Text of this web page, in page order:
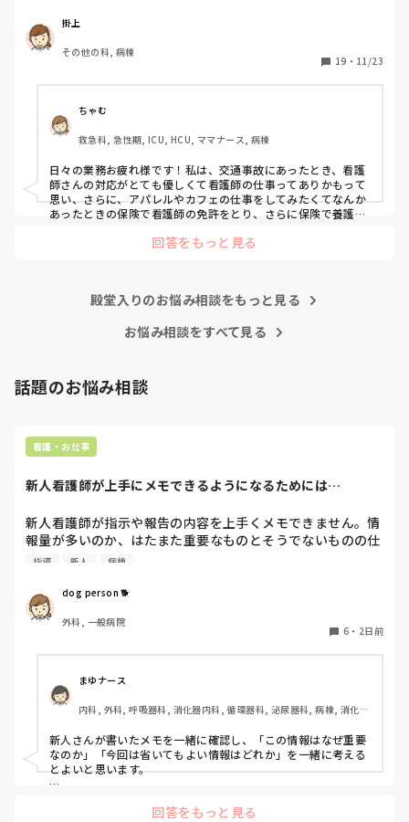
続けてしまっています。
みなさんはどういったきっかけで看護師を目指したり、今の
科についていたりしますか？
笑
掛上
その他の科, 病棟
19 ・ 11/23
ちゃむ
救急科, 急性期, ICU, HCU, ママナース, 病棟
日々の業務お疲れ様です！私は、交通事故にあったとき、看護
師さんの対応がとても優しくて看護師の仕事ってありかもって
思い、さらに、アパレルやカフェの仕事をしてみたくてなんか
あったときの保険で看護師の免許をとり、さらに保険で養護教
回答をもっと見る
殿堂入りのお悩み相談をもっと見る
お悩み相談をすべて見る
話題のお悩み相談
看護・お仕事
新人看護師が上手にメモできるようになるためには…
新人看護師が指示や報告の内容を上手くメモできません。情
報量が多いのか、はたまた重要なものとそうでないものの仕
分けができないのか…  肝心な事柄を逃してしまいます。何
示・報告するよう皆で努力しています。
指導 新人 病棟
dog person 🐕
外科, 一般病院
6 ・ 2日前
まゆナース
内科, 外科, 呼吸器科, 消化器内科, 循環器科, 泌尿器科, 病棟, 消化器
新人さんが書いたメモを一緒に確認し、「この情報はなぜ重要
なのか」「今回は省いてもよい情報はどれか」を一緒に考える
とよいと思います。
的に照らして振り返ることで、重要度を判断する力が少しずつ
回答をもっと見る